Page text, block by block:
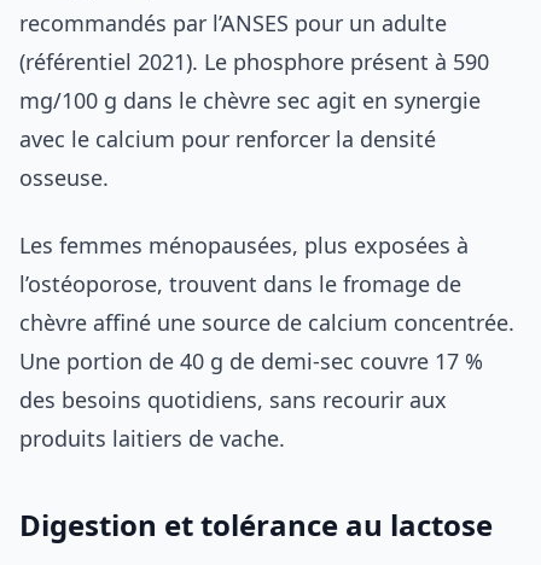
recommandés par l’ANSES pour un adulte
(référentiel 2021). Le phosphore présent à 590
mg/100 g dans le chèvre sec agit en synergie
avec le calcium pour renforcer la densité
osseuse.
Les femmes ménopausées, plus exposées à
l’ostéoporose, trouvent dans le fromage de
chèvre affiné une source de calcium concentrée.
Une portion de 40 g de demi-sec couvre 17 %
des besoins quotidiens, sans recourir aux
produits laitiers de vache.
Digestion et tolérance au lactose